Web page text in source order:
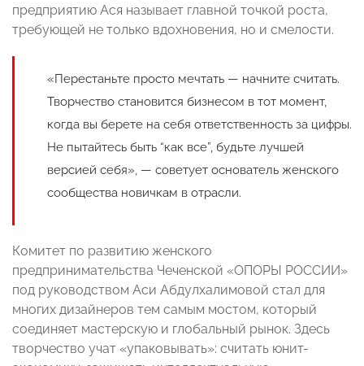
предприятию Ася называет главной точкой роста,
требующей не только вдохновения, но и смелости.
«Перестаньте просто мечтать — начните считать.
Творчество становится бизнесом в тот момент,
когда вы берете на себя ответственность за цифры.
Не пытайтесь быть “как все”, будьте лучшей
версией себя», — советует основатель женского
сообщества новичкам в отрасли.
Комитет по развитию женского
предпринимательства Чеченской «ОПОРЫ РОССИИ»
под руководством Аси Абдулхалимовой стал для
многих дизайнеров тем самым мостом, который
соединяет мастерскую и глобальный рынок. Здесь
творчество учат «упаковывать»: считать юнит-